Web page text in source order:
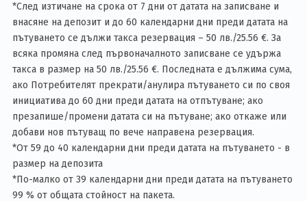
*След изтичане на срока от 7 дни от датата на записване и
внасяне на депозит и до 60 календарни дни преди датата на
пътуването се дължи такса резервация – 50 лв./25.56 €. За
всяка промяна след първоначалното записване се удържа
такса в размер на 50 лв./25.56 €. Последната е дължима сума,
ако Потребителят прекрати/анулира пътуването си по своя
инициатива до 60 дни преди датата на отпътуване; ако
презапише/промени датата си на пътуване; ако откаже или
добави нов пътуващ по вече направена резервация.
*От 59 до 40 календарни дни преди датата на пътуването - в
размер на депозита
*По-малко от 39 календарни дни преди датата на пътуването
99 % от общата стойност на пакета.